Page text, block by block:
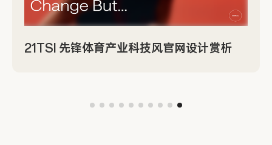
21TSI 先锋体育产业科技风官网设计赏析